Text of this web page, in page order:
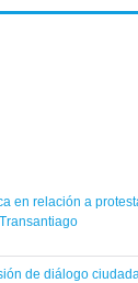
en relación a
de diálogo